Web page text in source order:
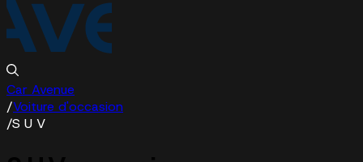
Car Avenue
/Voiture d'occasion
/S U V